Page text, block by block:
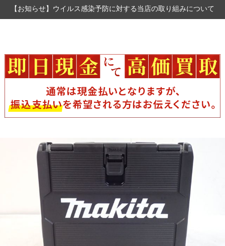
【お知らせ】ウイルス感染予防に対する当店の取り組みについて